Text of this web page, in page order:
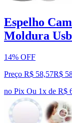
Espelho
Moldura
14% OFF
Preço R$ 58,57R$
no Pix Ou 1x de R$